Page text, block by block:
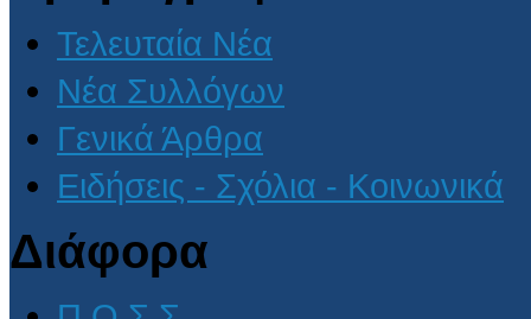
Τελευταία Νέα
Νέα Συλλόγων
Γενικά Άρθρα
Ειδήσεις - Σχόλια - Κοινωνικά
Διάφορα